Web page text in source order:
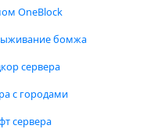
OneBlock
бомжа
сервера
с городами
сервера